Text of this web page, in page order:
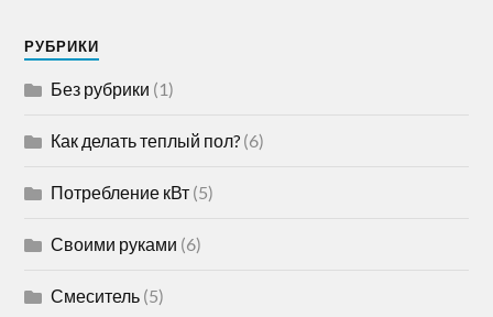
РУБРИКИ
Без рубрики (1)
Как делать теплый пол? (6)
Потребление кВт (5)
Своими руками (6)
Смеситель (5)